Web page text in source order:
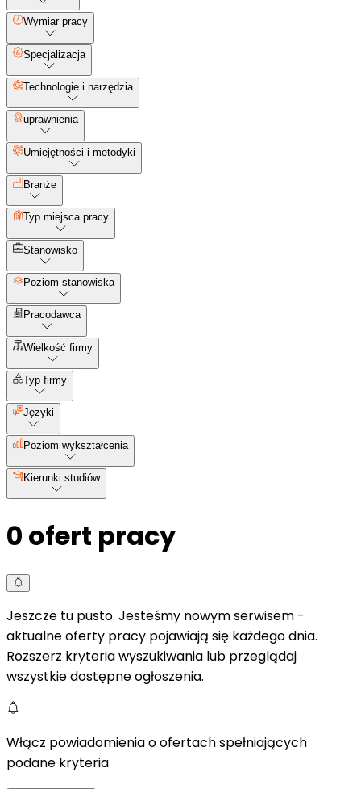
Wymiar pracy
Specjalizacja
Technologie i narzędzia
uprawnienia
Umiejętności i metodyki
Branże
Typ miejsca pracy
Stanowisko
Poziom stanowiska
Pracodawca
Wielkość firmy
Typ firmy
Języki
Poziom wykształcenia
Kierunki studiów
0 ofert pracy
Jeszcze tu pusto. Jesteśmy nowym serwisem -
aktualne oferty pracy pojawiają się każdego dnia.
Rozszerz kryteria wyszukiwania lub przeglądaj
wszystkie dostępne ogłoszenia.
Włącz powiadomienia o ofertach spełniających
podane kryteria